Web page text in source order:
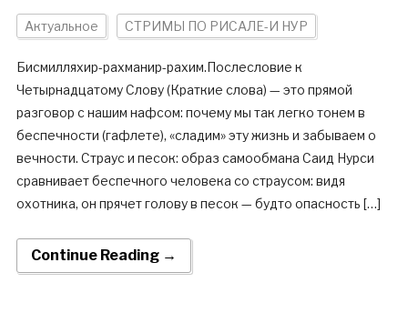
Актуальное СТРИМЫ ПО РИСАЛЕ-И НУР
Бисмилляхир-рахманир-рахим.Послесловие к
Четырнадцатому Слову (Краткие слова) — это прямой
разговор с нашим нафсом: почему мы так легко тонем в
беспечности (гафлете), «сладим» эту жизнь и забываем о
вечности. Страус и песок: образ самообмана Саид Нурси
сравнивает беспечного человека со страусом: видя
охотника, он прячет голову в песок — будто опасность […]
Continue Reading →